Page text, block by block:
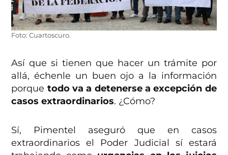
Foto: Cuartoscuro.
Así que si tienen que hacer un trámite por
allá, échenle un buen ojo a la información
porque todo va a detenerse a excepción de
casos extraordinarios. ¿Cómo?
Sí, Pimentel aseguró que en casos
extraordinarios el Poder Judicial sí estará